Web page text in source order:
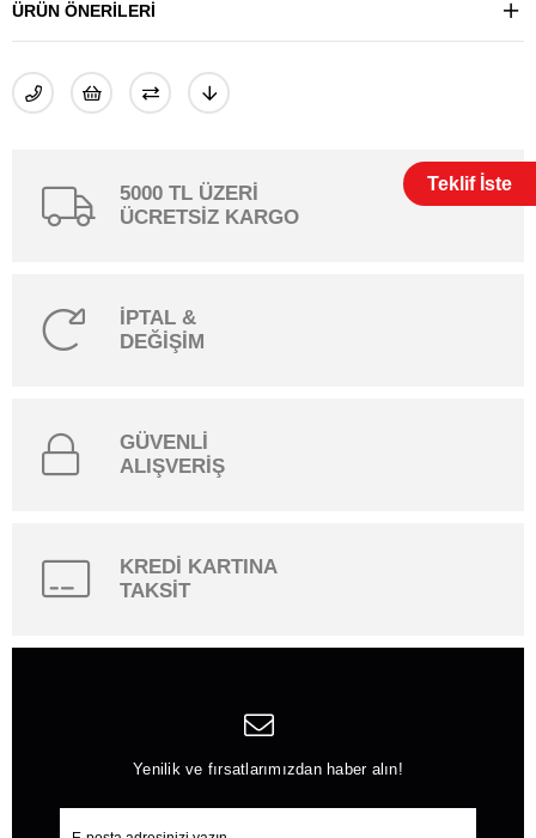
Teklif İste
ÜRÜN ÖNERILERI
5000 TL ÜZERİ
ÜCRETSİZ KARGO
İPTAL &
DEĞİŞİM
GÜVENLİ
ALIŞVERİŞ
KREDİ KARTINA
TAKSİT
Yenilik ve fırsatlarımızdan haber alın!